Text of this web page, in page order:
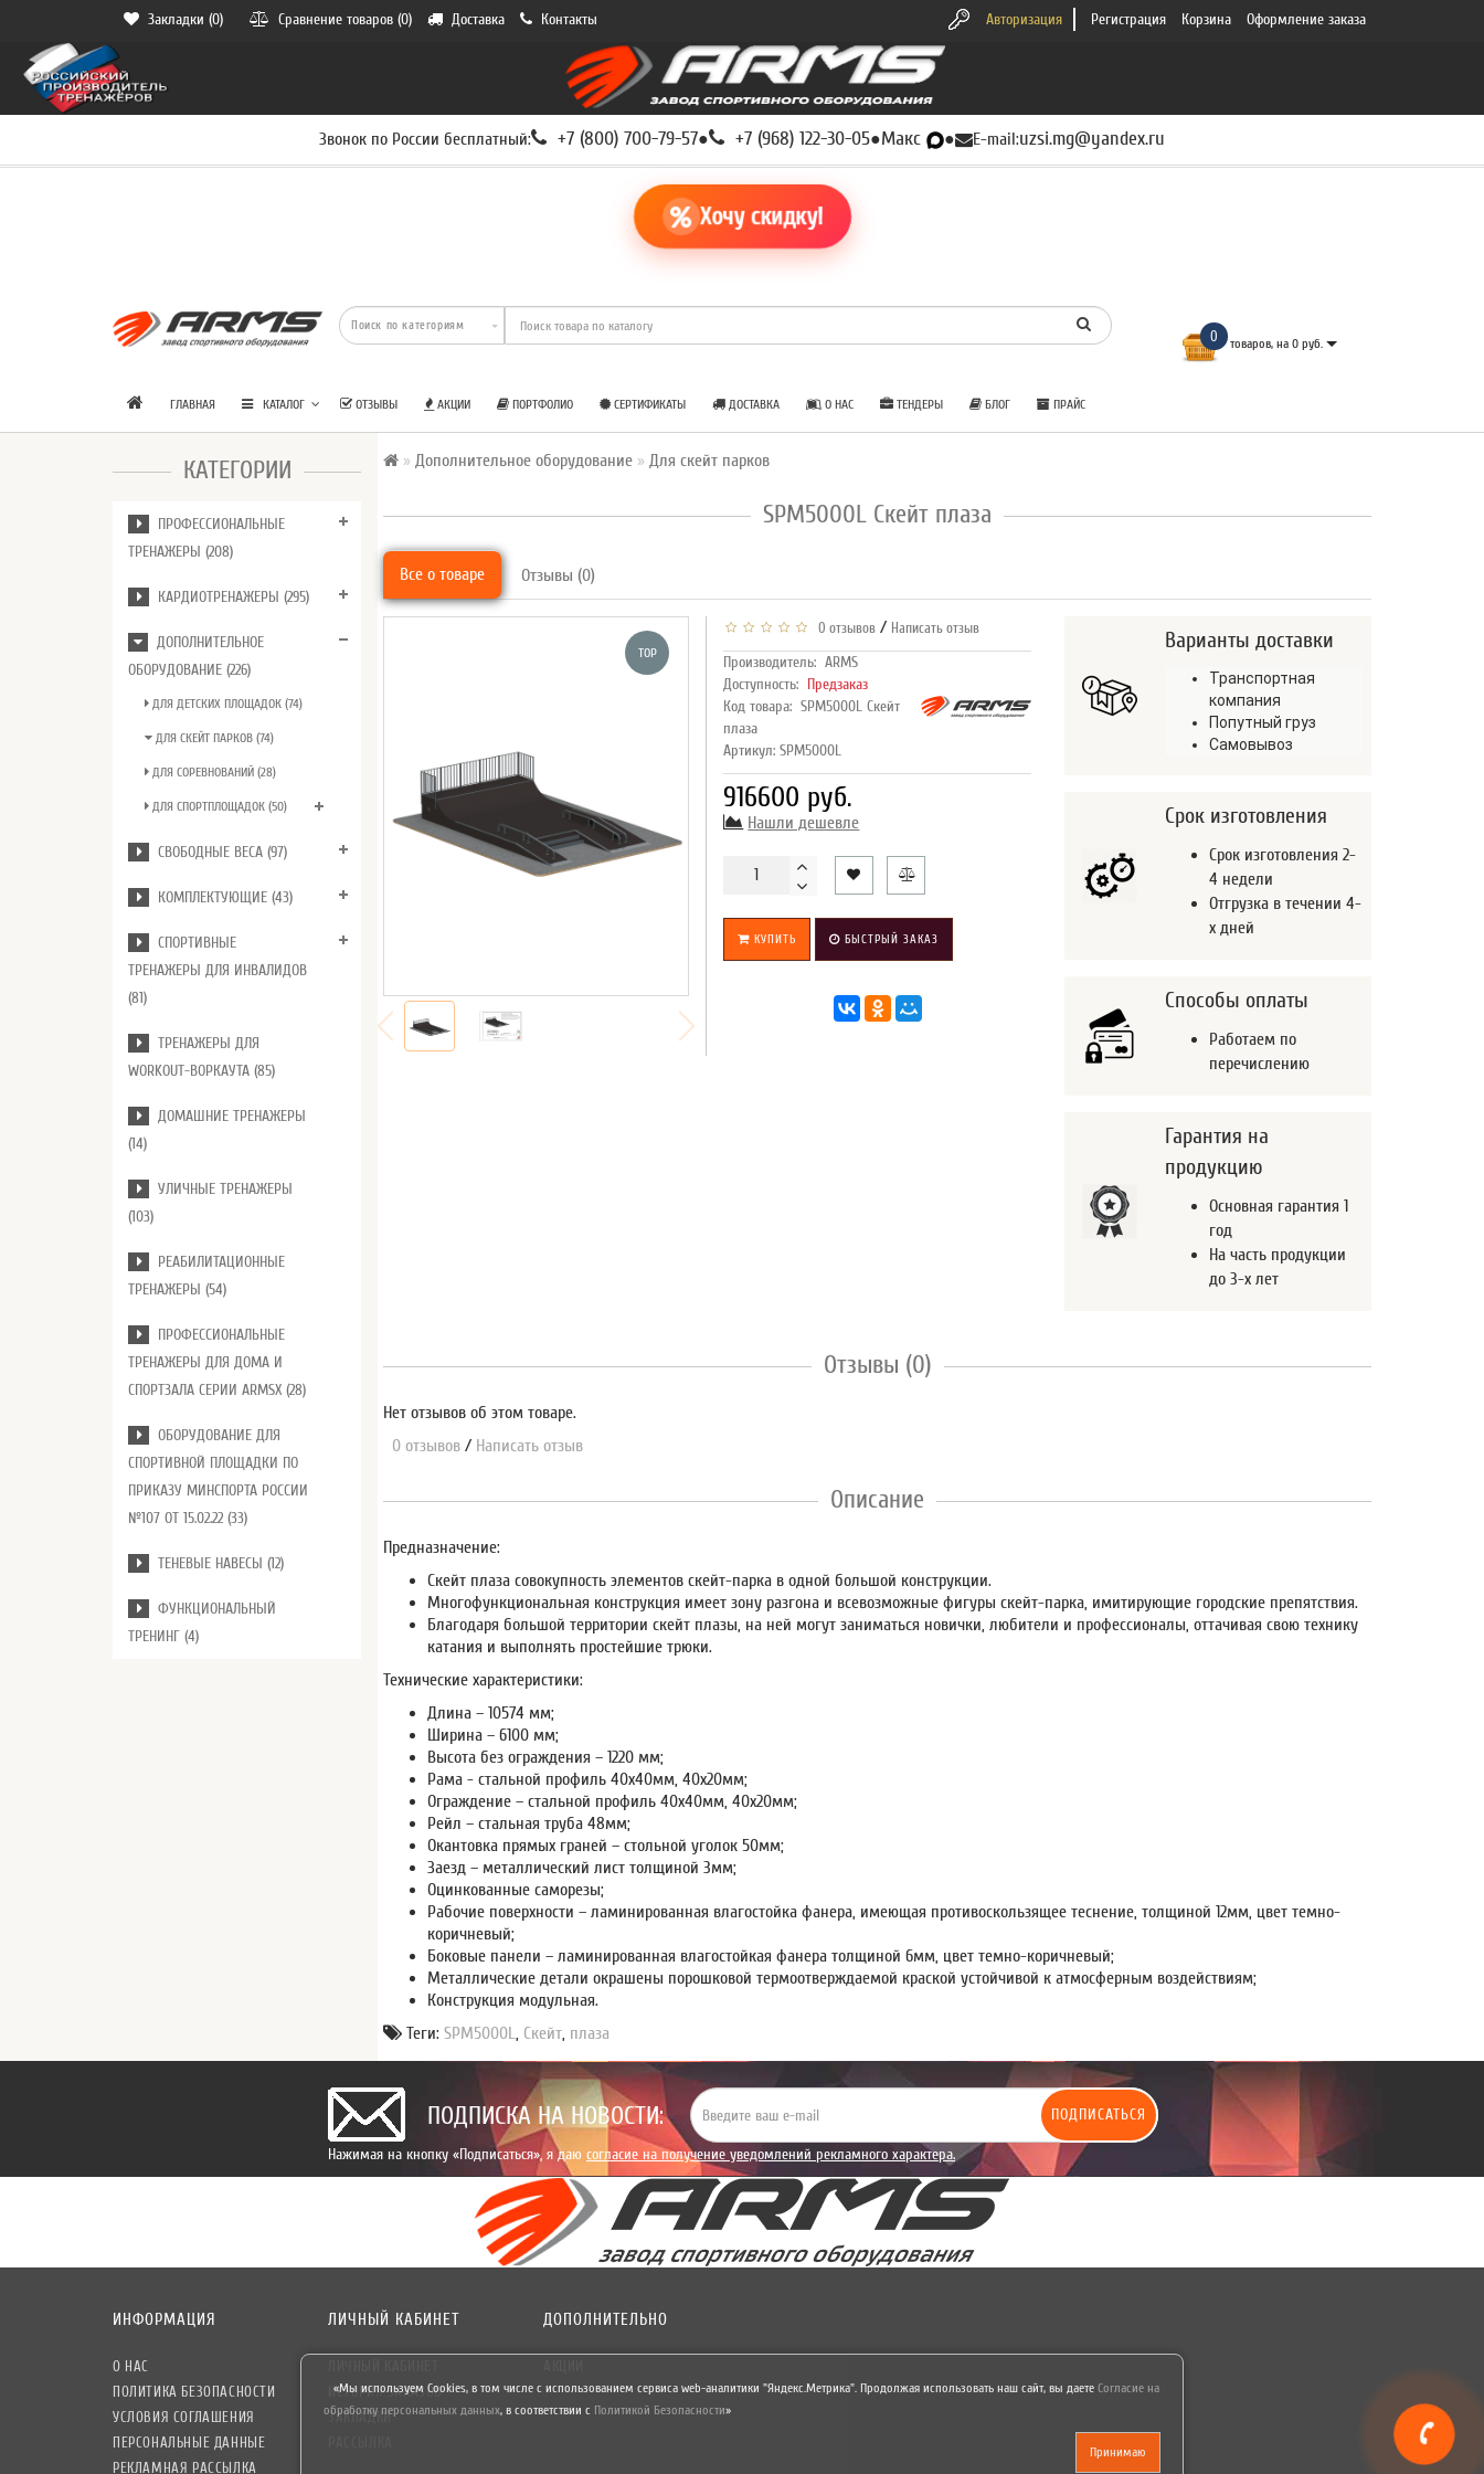
Закладки (0) Сравнение товаров (0) Доставка Контакты Авторизация Регистрация Корзина Оформление заказа
Звонок по России бесплатный: +7 (800) 700-79-57● +7 (968) 122-30-05●Макс ● E-mail:uzsi.mg@yandex.ru
Хочу скидку!
0 товаров, на 0 руб.
ГЛАВНАЯ КАТАЛОГ ОТЗЫВЫ АКЦИИ ПОРТФОЛИО СЕРТИФИКАТЫ ДОСТАВКА О НАС ТЕНДЕРЫ БЛОГ ПРАЙС
КАТЕГОРИИ
ПРОФЕССИОНАЛЬНЫЕ
ТРЕНАЖЕРЫ (208)
КАРДИОТРЕНАЖЕРЫ (295)
ДОПОЛНИТЕЛЬНОЕ
ОБОРУДОВАНИЕ (226)
ДЛЯ ДЕТСКИХ ПЛОЩАДОК (74)
ДЛЯ СКЕЙТ ПАРКОВ (74)
ДЛЯ СОРЕВНОВАНИЙ (28)
ДЛЯ СПОРТПЛОЩАДОК (50)
СВОБОДНЫЕ ВЕСА (97)
КОМПЛЕКТУЮЩИЕ (43)
СПОРТИВНЫЕ
ТРЕНАЖЕРЫ ДЛЯ ИНВАЛИДОВ
(81)
ТРЕНАЖЕРЫ ДЛЯ
WORKOUT-ВОРКАУТА (85)
ДОМАШНИЕ ТРЕНАЖЕРЫ
(14)
УЛИЧНЫЕ ТРЕНАЖЕРЫ
(103)
РЕАБИЛИТАЦИОННЫЕ
ТРЕНАЖЕРЫ (54)
ПРОФЕССИОНАЛЬНЫЕ
ТРЕНАЖЕРЫ ДЛЯ ДОМА И
СПОРТЗАЛА СЕРИИ ARMSX (28)
ОБОРУДОВАНИЕ ДЛЯ
СПОРТИВНОЙ ПЛОЩАДКИ ПО
ПРИКАЗУ МИНСПОРТА РОССИИ
№107 ОТ 15.02.22 (33)
ТЕНЕВЫЕ НАВЕСЫ (12)
ФУНКЦИОНАЛЬНЫЙ
ТРЕНИНГ (4)
Дополнительное оборудование Для скейт парков
SPМ5000L Скейт плаза
Все о товаре Отзывы (0)
TOP
0 отзывов / Написать отзыв
Производитель: ARMS
Доступность: Предзаказ
Код товара: SPМ5000L Скейт
плаза
Артикул: SPM5000L
916600 руб.
Нашли дешевле
КУПИТЬ БЫСТРЫЙ ЗАКАЗ
Варианты доставки
Транспортная
компания
Попутный груз
Самовывоз
Срок изготовления
Срок изготовления 2-
4 недели
Отгрузка в течении 4-
х дней
Способы оплаты
Работаем по
перечислению
Гарантия на
продукцию
Основная гарантия 1
год
На часть продукции
до 3-х лет
Отзывы (0)
Нет отзывов об этом товаре.
0 отзывов / Написать отзыв
Описание
Предназначение:
Скейт плаза совокупность элементов скейт-парка в одной большой конструкции.
Многофункциональная конструкция имеет зону разгона и всевозможные фигуры скейт-парка, имитирующие городские препятствия.
Благодаря большой территории скейт плазы, на ней могут заниматься новички, любители и профессионалы, оттачивая свою технику
катания и выполнять простейшие трюки.
Технические характеристики:
Длина – 10574 мм;
Ширина – 6100 мм;
Высота без ограждения – 1220 мм;
Рама - стальной профиль 40х40мм, 40х20мм;
Ограждение – стальной профиль 40х40мм, 40х20мм;
Рейл – стальная труба 48мм;
Окантовка прямых граней – стольной уголок 50мм;
Заезд – металлический лист толщиной 3мм;
Оцинкованные саморезы;
Рабочие поверхности – ламинированная влагостойка фанера, имеющая противоскользящее теснение, толщиной 12мм, цвет темно-
коричневый;
Боковые панели – ламинированная влагостойкая фанера толщиной 6мм, цвет темно-коричневый;
Металлические детали окрашены порошковой термоотверждаемой краской устойчивой к атмосферным воздействиям;
Конструкция модульная.
Теги:SPМ5000L, Скейт, плаза
ПОДПИСКА НА НОВОСТИ: ПОДПИСАТЬСЯ
Нажимая на кнопку «Подписаться», я даю согласие на получение уведомлений рекламного характера.
ИНФОРМАЦИЯ
О НАС
ПОЛИТИКА БЕЗОПАСНОСТИ
УСЛОВИЯ СОГЛАШЕНИЯ
ПЕРСОНАЛЬНЫЕ ДАННЫЕ
РЕКЛАМНАЯ РАССЫЛКА
ЛИЧНЫЙ КАБИНЕТ
ИСТОРИЯ ЗАКАЗОВ
ЗАКЛАДКИ
ДОПОЛНИТЕЛЬНО
«Мы используем Cookies, в том числе с использованием сервиса web-аналитики "Яндекс.Метрика". Продолжая использовать наш сайт, вы даете Согласие на
обработку персональных данных, в соответствии с Политикой Безопасности»
Принимаю